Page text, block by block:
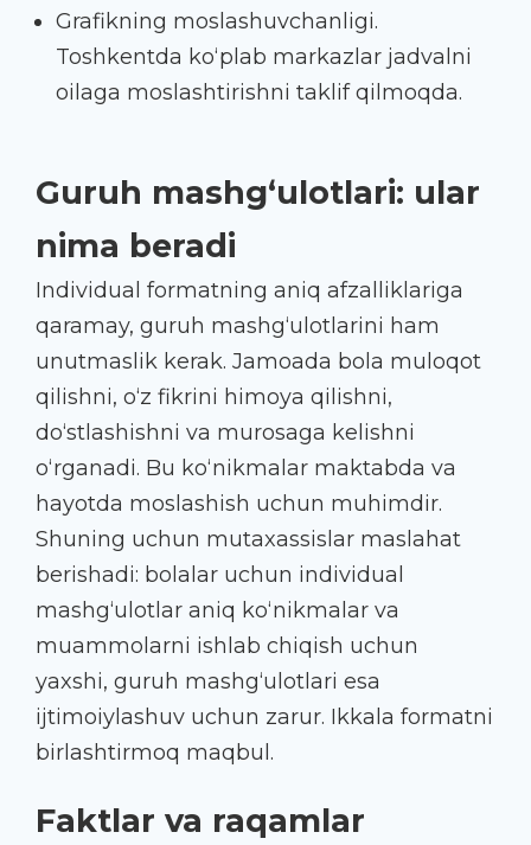
Grafikning moslashuvchanligi.
Toshkentda ko‘plab markazlar jadvalni
oilaga moslashtirishni taklif qilmoqda.
Guruh mashg‘ulotlari: ular
nima beradi
Individual formatning aniq afzalliklariga
qaramay, guruh mashg‘ulotlarini ham
unutmaslik kerak. Jamoada bola muloqot
qilishni, o‘z fikrini himoya qilishni,
do‘stlashishni va murosaga kelishni
o‘rganadi. Bu ko‘nikmalar maktabda va
hayotda moslashish uchun muhimdir.
Shuning uchun mutaxassislar maslahat
berishadi: bolalar uchun individual
mashg‘ulotlar aniq ko‘nikmalar va
muammolarni ishlab chiqish uchun
yaxshi, guruh mashg‘ulotlari esa
ijtimoiylashuv uchun zarur. Ikkala formatni
birlashtirmoq maqbul.
Faktlar va raqamlar